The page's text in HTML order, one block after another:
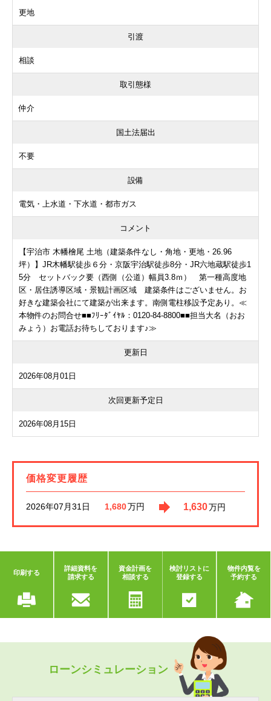
更地
引渡
相談
取引態様
仲介
国土法届出
不要
設備
電気・上水道・下水道・都市ガス
コメント
【宇治市 木幡檜尾 土地（建築条件なし・角地・更地・26.96
坪）】JR木幡駅徒歩６分・京阪宇治駅徒歩8分・JR六地蔵駅徒歩1
5分 セットバック要（西側（公道）幅員3.8ｍ） 第一種高度地
区・居住誘導区域・景観計画区域 建築条件はございません。お
好きな建築会社にて建築が出来ます。南側電柱移設予定あり。≪
本物件のお問合せ■■ﾌﾘｰﾀﾞｲﾔﾙ：0120-84-8800■■担当大名（おお
みょう）お電話お待ちしております♪≫
更新日
2026年08月01日
次回更新予定日
2026年08月15日
価格変更履歴
2026年07月31日 1,680万円 1,630万円
印刷する
詳細資料を
請求する
資金計画を
相談する
検討リストに
登録する
物件内覧を
予約する
ローンシミュレーション